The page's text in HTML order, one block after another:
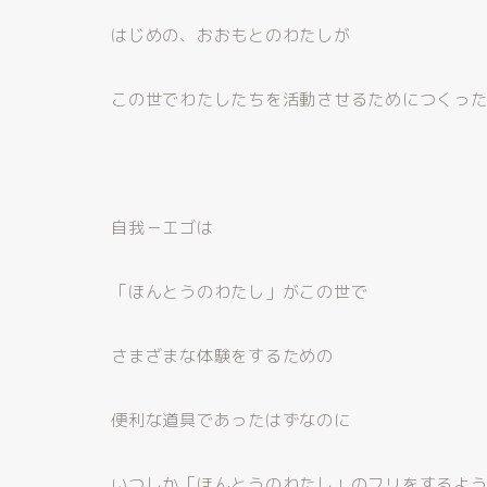
はじめの、おおもとのわたしが
この世でわたしたちを活動させるためにつくっ
自我－エゴは
「ほんとうのわたし」がこの世で
さまざまな体験をするための
便利な道具であったはずなのに